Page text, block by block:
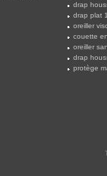
drap
drap plat
oreiller
couette
oreiller
drap
protège